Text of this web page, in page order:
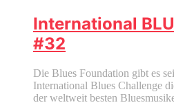
International
#32
Die Blues Foundation gibt es
International Blues Challenge
der weltweit besten